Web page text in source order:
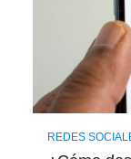
REDES